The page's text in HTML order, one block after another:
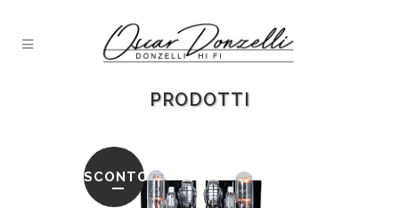
PRODOTTI
SCONTO